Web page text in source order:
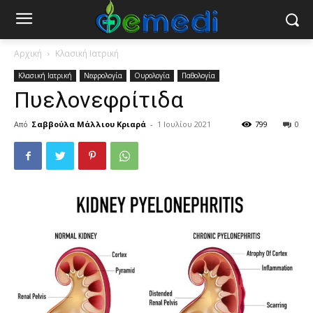
Αρχική Κλασική Ιατρική
Κλασική Ιατρική Νεφρολογία Ουρολογία Παθολογία
Πυελονεφρίτιδα
Από Σαββούλα Μάλλιου Κριαρά - 1 Ιουλίου 2021 0
799